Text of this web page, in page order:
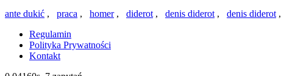
ante dukić , praca , homer, diderot, denis diderot, denis diderot,
Regulamin
Polityka Prywatności
Kontakt